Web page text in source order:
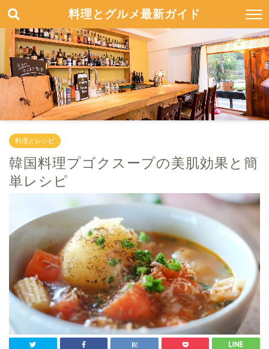
料理とグルメ最新ガイド
料理とレシピ
韓国料理プゴクスープの美肌効果と簡
単レシピ